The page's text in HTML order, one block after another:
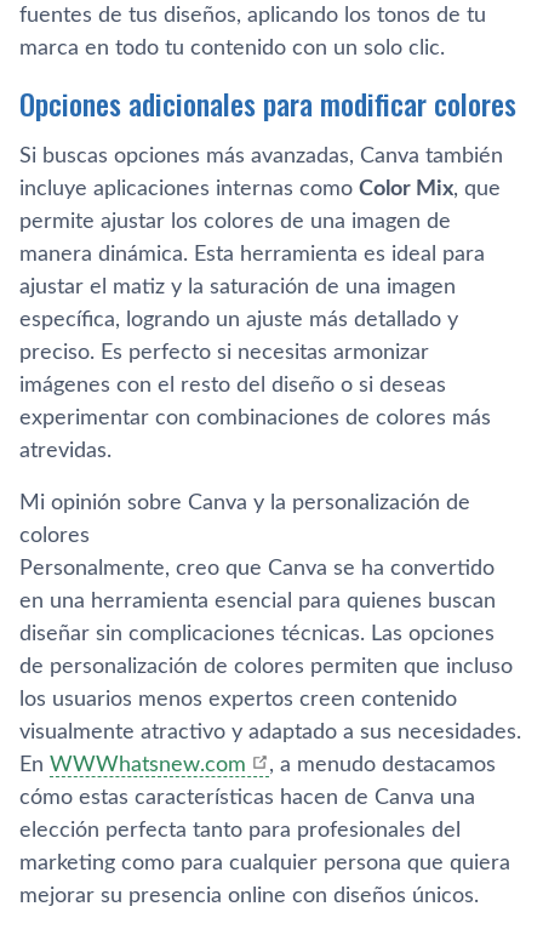
fuentes de tus diseños, aplicando los tonos de tu
marca en todo tu contenido con un solo clic.
Opciones adicionales para modificar colores
Si buscas opciones más avanzadas, Canva también
incluye aplicaciones internas como Color Mix, que
permite ajustar los colores de una imagen de
manera dinámica. Esta herramienta es ideal para
ajustar el matiz y la saturación de una imagen
específica, logrando un ajuste más detallado y
preciso. Es perfecto si necesitas armonizar
imágenes con el resto del diseño o si deseas
experimentar con combinaciones de colores más
atrevidas.
Mi opinión sobre Canva y la personalización de
colores
Personalmente, creo que Canva se ha convertido
en una herramienta esencial para quienes buscan
diseñar sin complicaciones técnicas. Las opciones
de personalización de colores permiten que incluso
los usuarios menos expertos creen contenido
visualmente atractivo y adaptado a sus necesidades.
En WWWhatsnew.com
, a menudo destacamos
cómo estas características hacen de Canva una
elección perfecta tanto para profesionales del
marketing como para cualquier persona que quiera
mejorar su presencia online con diseños únicos.